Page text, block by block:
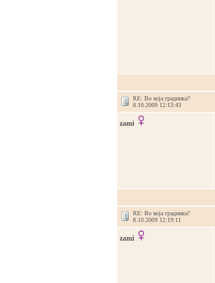
RE: Во која градинка?
8.10.2009 12:13:43
zami
RE: Во која градинка?
8.10.2009 12:19:11
zami